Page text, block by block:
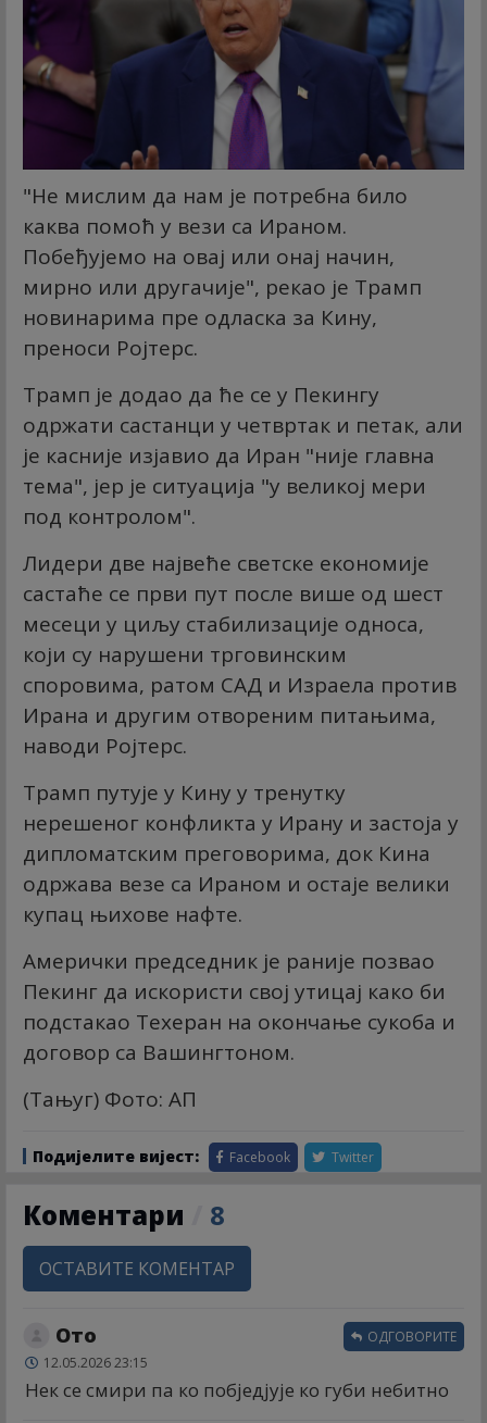
"Не мислим да нам је потребна било
каква помоћ у вези са Ираном.
Побеђујемо на овај или онај начин,
мирно или другачије", рекао је Трамп
новинарима пре одласка за Кину,
преноси Ројтерс.
Трамп је додао да ће се у Пекингу
одржати састанци у четвртак и петак, али
је касније изјавио да Иран "није главна
тема", јер је ситуација "у великој мери
под контролом".
Лидери две највеће светске економије
састаће се први пут после више од шест
месеци у циљу стабилизације односа,
који су нарушени трговинским
споровима, ратом САД и Израела против
Ирана и другим отвореним питањима,
наводи Ројтерс.
Трамп путује у Кину у тренутку
нерешеног конфликта у Ирану и застоја у
дипломатским преговорима, док Кина
одржава везе са Ираном и остаје велики
купац њихове нафте.
Амерички председник је раније позвао
Пекинг да искористи свој утицај како би
подстакао Техеран на окончање сукоба и
договор са Вашингтоном.
(Тањуг) Фото: АП
Подијелите вијест: Facebook Twitter
Коментари 8
ОСТАВИТЕ КОМЕНТАР
Ото
12.05.2026 23:15
Нек се смири па ко побједјује ко губи небитно
ОДГОВОРИТЕ